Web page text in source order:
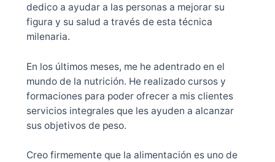
dedico a ayudar a las personas a mejorar su
figura y su salud a través de esta técnica
milenaria.
En los últimos meses, me he adentrado en el
mundo de la nutrición. He realizado cursos y
formaciones para poder ofrecer a mis clientes
servicios integrales que les ayuden a alcanzar
sus objetivos de peso.
Creo firmemente que la alimentación es uno de